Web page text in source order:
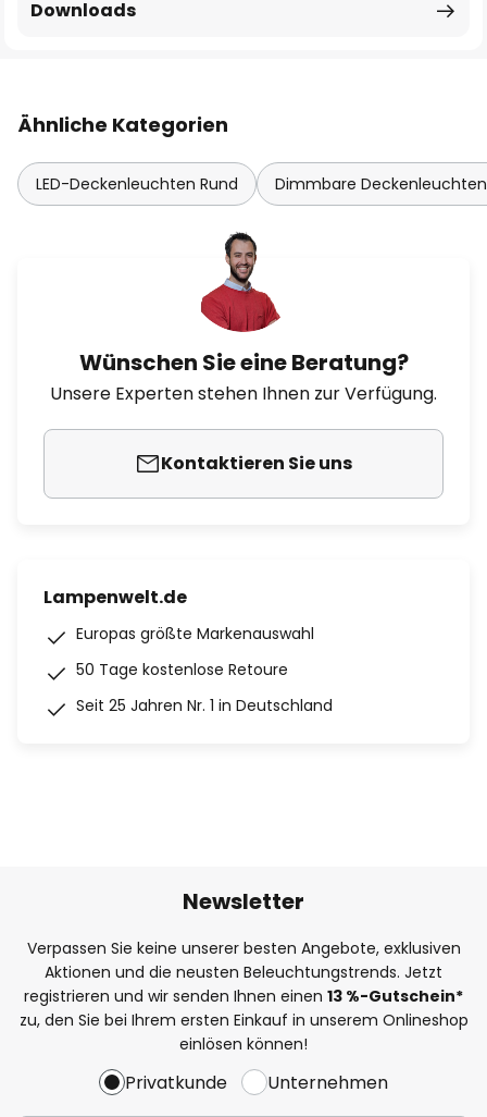
Downloads
Ähnliche Kategorien
LED-Deckenleuchten Rund Dimmbare
Wünschen Sie eine Beratung?
Unsere Experten stehen Ihnen zur Verfügung.
Kontaktieren Sie uns
Lampenwelt.de
Europas größte Markenauswahl
50 Tage kostenlose Retoure
Seit 25 Jahren Nr. 1 in Deutschland
Newsletter
Verpassen Sie keine unserer besten Angebote, exklusiven
Aktionen und die neusten Beleuchtungstrends. Jetzt
registrieren und wir senden Ihnen einen 13 %-Gutschein*
zu, den Sie bei Ihrem ersten Einkauf in unserem Onlineshop
einlösen können!
Privatkunde Unternehmen